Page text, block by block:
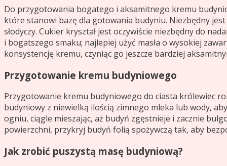
Do przygotowania bogatego i aksamitnego kremu
które stanowi bazę dla gotowania budyniu. Niezbędny
słodyczy. Cukier kryształ jest oczywiście niezbędny do
i bogatszego smaku; najlepiej użyć masła o wysokiej
konsystencję kremu, czyniąc go jeszcze bardziej
Przygotowanie kremu budyniowego
Przygotowanie kremu budyniowego do ciasta królewiec
budyniowy z niewielką ilością zimnego mleka lub wody,
ogniu, ciągle mieszając, aż budyń zgęstnieje i zacznie
powierzchni, przykryj budyń folią spożywczą tak, aby
Jak zrobić puszystą masę budyniową?